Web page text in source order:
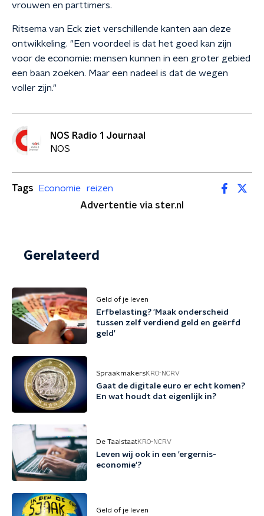
vrouwen en parttimers.
Ritsema van Eck ziet verschillende kanten aan deze
ontwikkeling. "Een voordeel is dat het goed kan zijn
voor de economie: mensen kunnen in een groter gebied
een baan zoeken. Maar een nadeel is dat de wegen
voller zijn."
NOS Radio 1 Journaal
NOS
Tags Economie
reizen
Advertentie via ster.nl
Gerelateerd
Geld of je leven
Erfbelasting? 'Maak onderscheid
tussen zelf verdiend geld en geërfd
geld'
SpraakmakersKRO-NCRV
Gaat de digitale euro er echt komen?
En wat houdt dat eigenlijk in?
De TaalstaatKRO-NCRV
Leven wij ook in een 'ergernis-
economie'?
Geld of je leven